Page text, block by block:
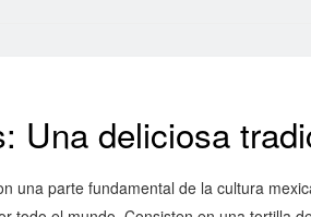
Una deliciosa
una parte fundamental de la cultura